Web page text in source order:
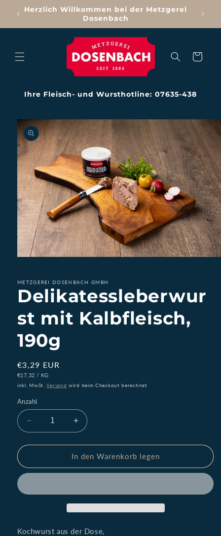
zumHerzlich Willkommen bei der Metzgerei
Dosenbach
Warenkorb
Ihre Fleisch- und Wursthotline: 07635-438
Modal
öffnen
METZGEREI DOSENBACH GMBH
Delikatessleberwur
st mit Kalbfleisch,
190g
Normaler
Preis
€3,29 EUR
STÜCKPREIS
€17,32 / PRO
KG
inkl. MwSt.Versand wird beim Checkout berechnet
Anzahl
Verringere
die
Menge
Delikatessleberwurst
190g
Erhöhe
die
Menge
für
Delikatessleberwurst
190g
In den Warenkorb legen
Kochwurst aus der Dose,